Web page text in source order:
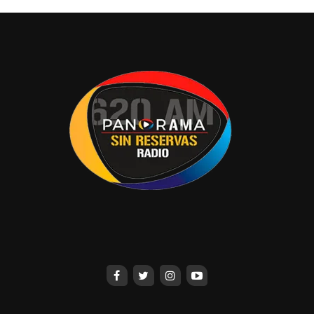
próximamente en los municipios de Comalcalco,
Cunduacán, Jalapa y Emiliano Zapata, con el propósito de
continuar acercando los servicios de prevención y
diagnóstico oportuno a las mujeres de todo el estado.
Ante esta situación, se invita a las mujeres tabasqueñas
a fortalecer el cuidado de su salud mamaria. A partir de
exploración clínica mamaria de manera anual, por